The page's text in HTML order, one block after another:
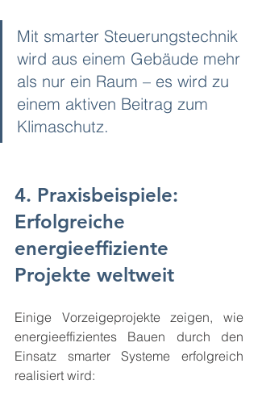
Mit smarter Steuerungstechnik
wird aus einem Gebäude mehr
als nur ein Raum – es wird zu
einem aktiven Beitrag zum
Klimaschutz.
4. Praxisbeispiele:
Erfolgreiche
energieeffiziente
Projekte weltweit
Einige Vorzeigeprojekte zeigen, wie
energieeffizientes Bauen durch den
Einsatz smarter Systeme erfolgreich
realisiert wird: